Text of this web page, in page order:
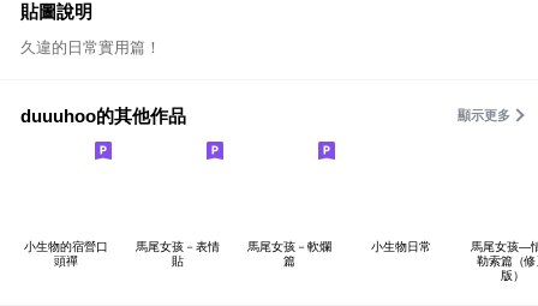
貼圖說明
久違的日常實用篇！
duuuhoo的其他作品 顯示更多
小生物的宿營口
頭禪
馬尾女孩－表情
貼
馬尾女孩－軟爛
篇
小生物日常
馬尾女孩—
勒索篇（
版）